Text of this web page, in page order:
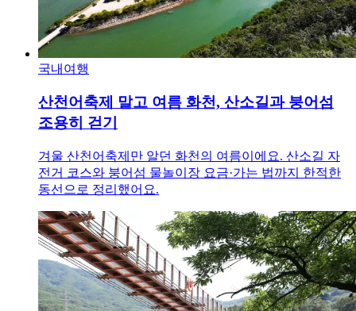
국내여행
산천어축제 말고 여름 화천, 산소길과 붕어섬
조용히 걷기
겨울 산천어축제만 알던 화천의 여름이에요. 산소길 자
전거 코스와 붕어섬 물놀이장 요금·가는 법까지 한적한
동선으로 정리했어요.